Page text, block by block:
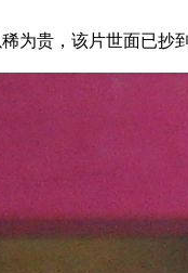
贵，该片世面已